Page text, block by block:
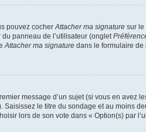
pouvez cocher Attacher ma signature sur le
panneau de l’utilisateur (onglet
Attacher ma signature dans le formulaire de
message d’un sujet (si vous en avez
le titre du sondage et au moins
lors de son vote dans « Option(s) par